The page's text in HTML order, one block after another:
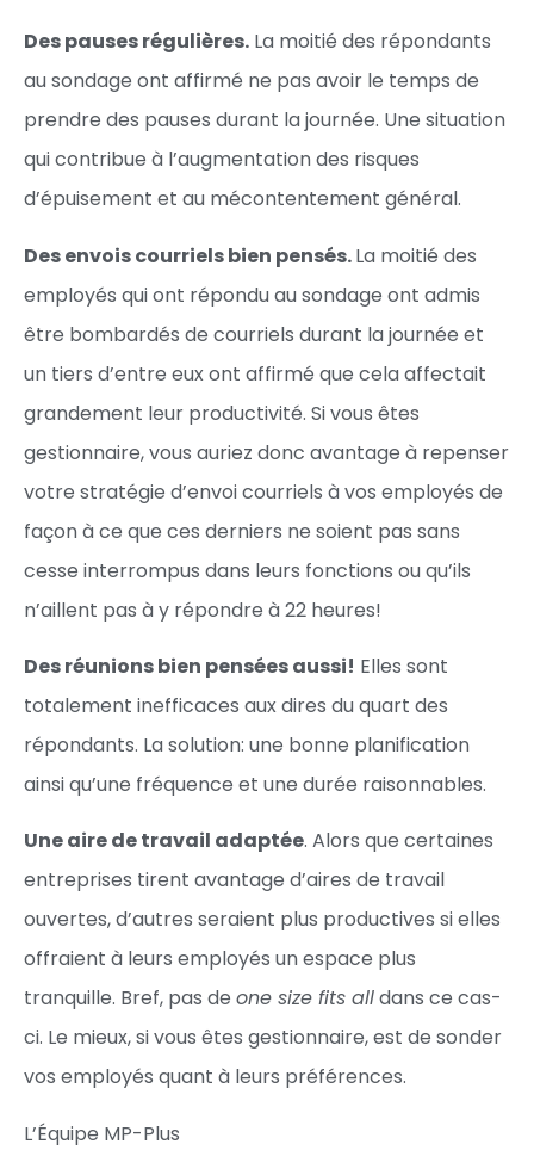
Des pauses régulières. La moitié des répondants
au sondage ont affirmé ne pas avoir le temps de
prendre des pauses durant la journée. Une situation
qui contribue à l’augmentation des risques
d’épuisement et au mécontentement général.
Des envois courriels bien pensés.La moitié des
employés qui ont répondu au sondage ont admis
être bombardés de courriels durant la journée et
un tiers d’entre eux ont affirmé que cela affectait
grandement leur productivité. Si vous êtes
gestionnaire, vous auriez donc avantage à repenser
votre stratégie d’envoi courriels à vos employés de
façon à ce que ces derniers ne soient pas sans
cesse interrompus dans leurs fonctions ou qu’ils
n’aillent pas à y répondre à 22 heures!
Des réunions bien pensées aussi! Elles sont
totalement inefficaces aux dires du quart des
répondants. La solution: une bonne planification
ainsi qu’une fréquence et une durée raisonnables.
Une aire de travail adaptée. Alors que certaines
entreprises tirent avantage d’aires de travail
ouvertes, d’autres seraient plus productives si elles
offraient à leurs employés un espace plus
tranquille. Bref, pas de one size fits alldans ce cas-
ci. Le mieux, si vous êtes gestionnaire, est de sonder
vos employés quant à leurs préférences.
L’Équipe MP-Plus